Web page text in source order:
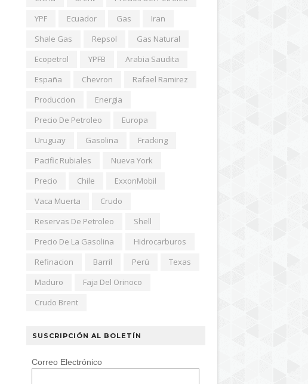
YPF
Ecuador Gas
Iran
Shale Gas
Repsol
Gas Natural
Ecopetrol
YPFB
Arabia Saudita
España
Chevron
Rafael Ramirez
Produccion
Energia
Precio De Petroleo
Europa
Uruguay
Gasolina
Fracking
Pacific Rubiales
Nueva York
Precio
Chile
ExxonMobil
Vaca Muerta
Crudo
Reservas De Petroleo
Shell
Precio De La Gasolina
Hidrocarburos
Refinacion
Barril Perú
Texas
Maduro
Faja Del Orinoco
Crudo Brent
SUSCRIPCIÓN AL BOLETÍN
Correo Electrónico